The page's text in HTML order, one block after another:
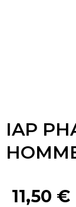
IAP
11,50 €